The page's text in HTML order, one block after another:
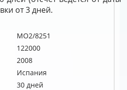
от 3 дней.
MO2/8251
122000
2008
Испания
30 дней